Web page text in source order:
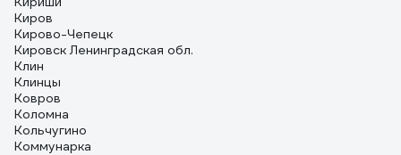
Киров
Кирово-Чепецк
Кировск Ленинградская обл.
Клин
Клинцы
Ковров
Коломна
Кольчугино
Коммунарка